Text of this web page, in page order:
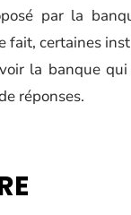
par la
fait, certaines
la banque
réponses.